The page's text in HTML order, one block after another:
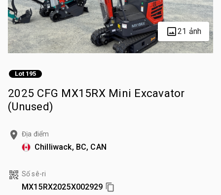
21 ảnh
Lot 195
2025 CFG MX15RX Mini Excavator
(Unused)
Địa điểm
Chilliwack, BC, CAN
Số sê-ri
MX15RX2025X002929